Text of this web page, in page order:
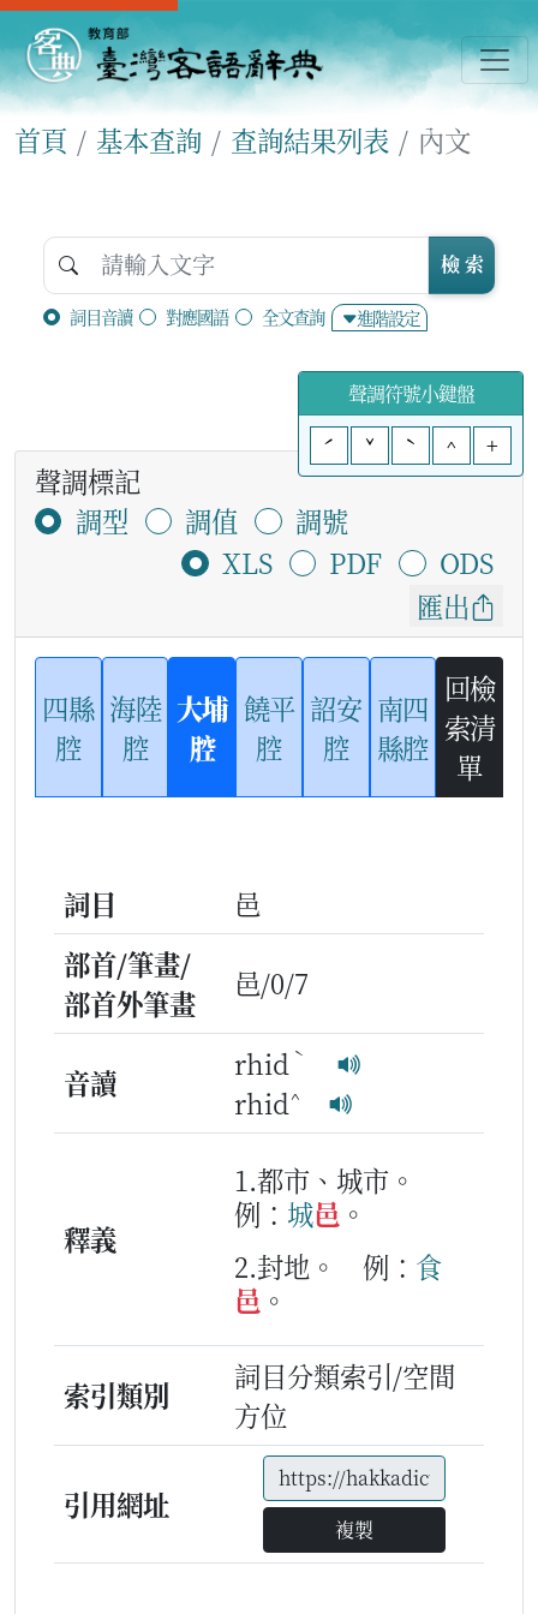
首頁 基本查詢 查詢結果列表 內文
詞目音讀 對應國語 全文查詢 進階設定
檢 索
聲調符號小鍵盤
ˊ
ˇ ˋ ^ +
聲調標記
調型
調值
調號
XLS
PDF
ODS
匯出
四縣
腔
海陸
腔
大埔
腔
饒平
腔
詔安
腔
南四
縣腔
回檢
索清
單
詞目
邑
部首/筆畫/
部首外筆畫
邑/0/7
音讀 rhid ˋ
rhid^
釋義
1.都市、城市。
例： 城邑 。
2.封地。
例： 食
邑 。
索引類別
詞目分類索引/空間
方位
引用網址
複製